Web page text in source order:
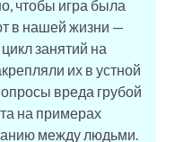
чтобы игра была
в нашей жизни —
занятий на
их в устной
вреда грубой
на примерах
между людьми.